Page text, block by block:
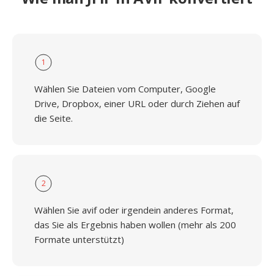
1
Wählen Sie Dateien vom Computer, Google
Drive, Dropbox, einer URL oder durch Ziehen auf
die Seite.
2
Wählen Sie avif oder irgendein anderes Format,
das Sie als Ergebnis haben wollen (mehr als 200
Formate unterstützt)